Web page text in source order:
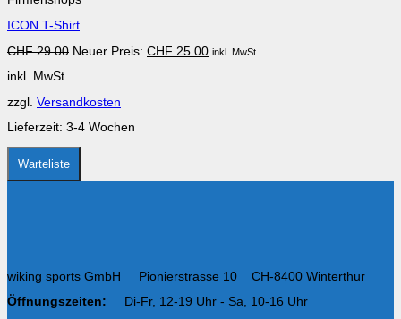
Varianten
Die
können
der
Produktseite
gewählt
werden
ICON T-Shirt
CHF29.00 Ursprünglicher
Neuer Preis: CHF 25.00Aktueller
inkl. MwSt.
inkl. MwSt.
zzgl. Versandkosten
Lieferzeit: 3-4 Wochen
Warteliste
wiking sports GmbH Pionierstrasse 10 CH-8400 Winterthur
Öffnungszeiten:
Di-Fr, 12-19 Uhr - Sa, 10-16 Uhr